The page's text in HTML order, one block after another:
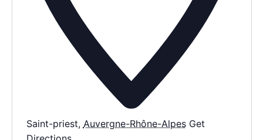
AGENDA
SPECTACLE
À PROPOS
Saint-priest, Auvergne-Rhône-Alpes Get